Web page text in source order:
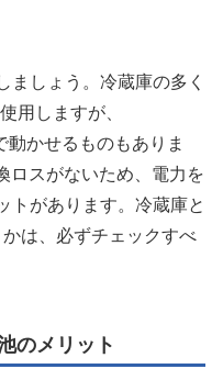
ましょう。冷蔵庫の多く
用しますが、
かせるものもありま
ロスがないため、電力を
トがあります。冷蔵庫と
は、必ずチェックすべ
のメリット